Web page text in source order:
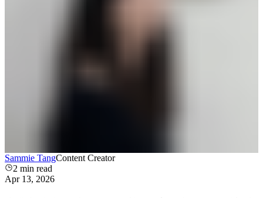
Sammie TangContent Creator
2 min read
Apr 13, 2026